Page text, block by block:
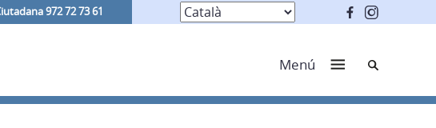
972 72 73 61
Menú Cerca